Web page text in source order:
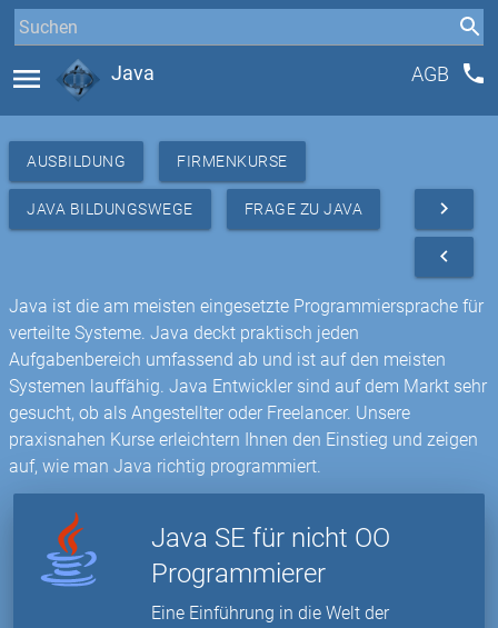
menu Java AGB phone
AUSBILDUNG FIRMENKURSE
JAVA BILDUNGSWEGE FRAGE ZU JAVA navigate_next
navigate_before
Java ist die am meisten eingesetzte Programmiersprache für
verteilte Systeme. Java deckt praktisch jeden
Aufgabenbereich umfassend ab und ist auf den meisten
Systemen lauffähig. Java Entwickler sind auf dem Markt sehr
gesucht, ob als Angestellter oder Freelancer. Unsere
praxisnahen Kurse erleichtern Ihnen den Einstieg und zeigen
auf, wie man Java richtig programmiert.
Java SE für nicht OO
Programmierer
Eine Einführung in die Welt der